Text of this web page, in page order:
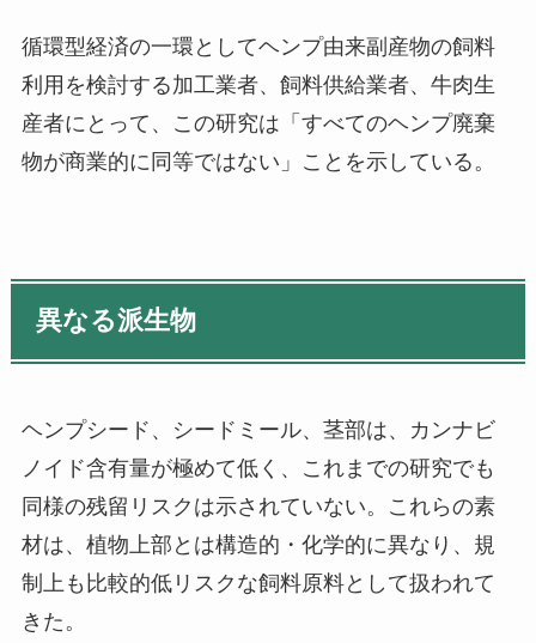
循環型経済の一環としてヘンプ由来副産物の飼料
利用を検討する加工業者、飼料供給業者、牛肉生
産者にとって、この研究は「すべてのヘンプ廃棄
物が商業的に同等ではない」ことを示している。
異なる派生物
ヘンプシード、シードミール、茎部は、カンナビ
ノイド含有量が極めて低く、これまでの研究でも
同様の残留リスクは示されていない。これらの素
材は、植物上部とは構造的・化学的に異なり、規
制上も比較的低リスクな飼料原料として扱われて
きた。